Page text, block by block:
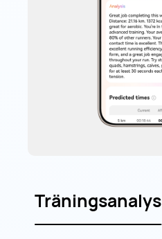
Träningsanalys